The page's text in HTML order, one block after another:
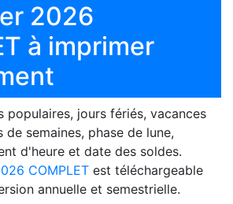
2026
à imprimer
populaires, jours fériés, vacances
de semaines, phase de lune,
d'heure et date des soldes.
COMPLET est téléchargeable
annuelle et semestrielle.